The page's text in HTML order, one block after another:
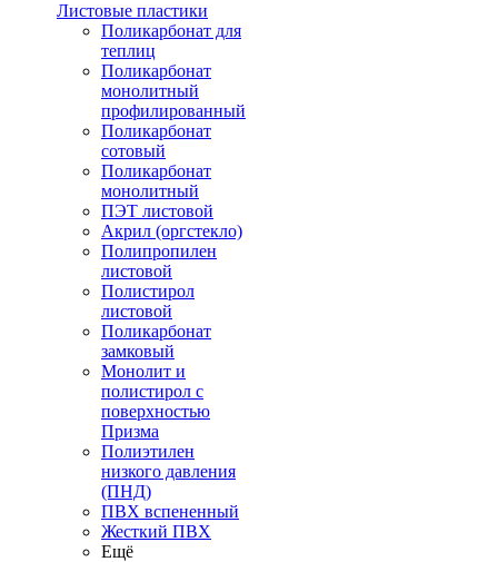
Листовые пластики
Поликарбонат для
теплиц
Поликарбонат
монолитный
профилированный
Поликарбонат
сотовый
Поликарбонат
монолитный
ПЭТ листовой
Акрил (оргстекло)
Полипропилен
листовой
Полистирол
листовой
Поликарбонат
замковый
Монолит и
полистирол с
поверхностью
Призма
Полиэтилен
низкого давления
(ПНД)
ПВХ вспененный
Жесткий ПВХ
Ещё